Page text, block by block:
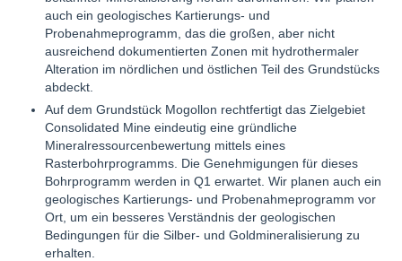
auch ein geologisches Kartierungs- und
Probenahmeprogramm, das die großen, aber nicht
ausreichend dokumentierten Zonen mit hydrothermaler
Alteration im nördlichen und östlichen Teil des Grundstücks
abdeckt.
Auf dem Grundstück Mogollon rechtfertigt das Zielgebiet
Consolidated Mine eindeutig eine gründliche
Mineralressourcenbewertung mittels eines
Rasterbohrprogramms. Die Genehmigungen für dieses
Bohrprogramm werden in Q1 erwartet. Wir planen auch ein
geologisches Kartierungs- und Probenahmeprogramm vor
Ort, um ein besseres Verständnis der geologischen
Bedingungen für die Silber- und Goldmineralisierung zu
erhalten.